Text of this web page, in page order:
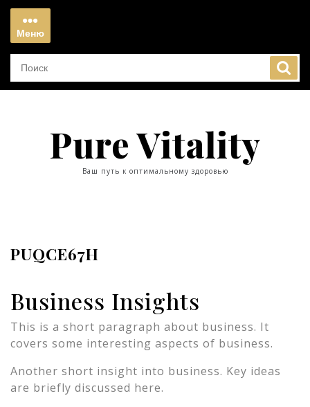
Перейти
содержимому
Меню
Меню
Pure Vitality
Ваш путь к оптимальному здоровью
PUQCE67H
Business Insights
This is a short paragraph about business. It
covers some interesting aspects of business.
Another short insight into business. Key ideas
are briefly discussed here.